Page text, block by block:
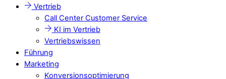
Vertrieb
Call Center Customer Service
KI im Vertrieb
Vertriebswissen
Führung
Marketing
Konversionsoptimierung